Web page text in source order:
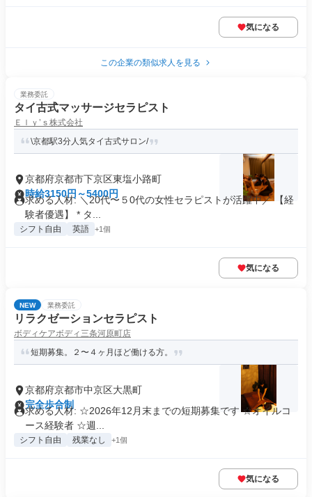
気になる
この企業の類似求人を見る
業務委託
タイ古式マッサージセラピスト
Ｅｌｙ’ｓ株式会社
\京都駅3分人気タイ古式サロン/
京都府京都市下京区東塩小路町
時給3150円～5400円
求める人材: ＼20代〜５0代の女性セラピストが活躍中／ 【経
験者優遇】 * タ...
シフト自由 英語 +1個
気になる
NEW 業務委託
リラクゼーションセラピスト
ボディケアボディ三条河原町店
短期募集。２〜４ヶ月ほど働ける方。
京都府京都市中京区大黒町
完全歩合制
求める人材: ☆2026年12月末までの短期募集です ☆オイルコ
ース経験者 ☆週...
シフト自由 残業なし +1個
気になる